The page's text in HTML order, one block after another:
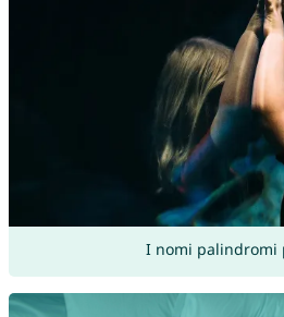
I nomi palindromi